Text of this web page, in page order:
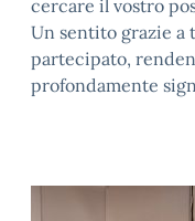
cercare il vostro
​Un sentito grazie
partecipato,
profondamente